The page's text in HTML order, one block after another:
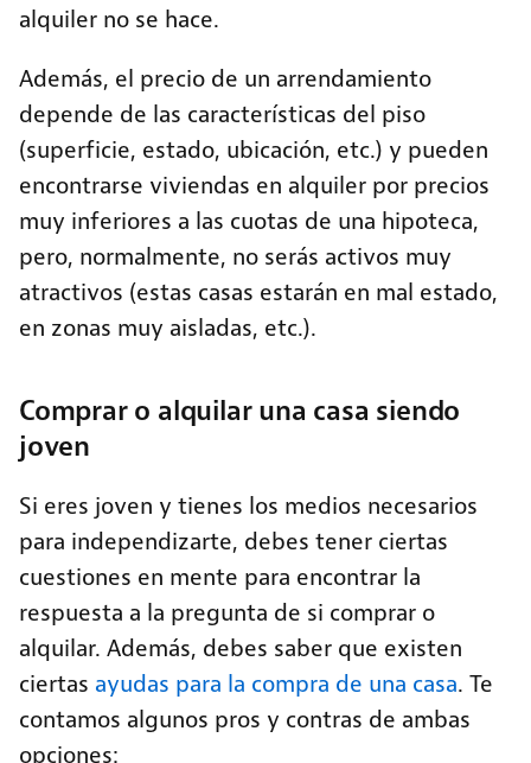
alquiler no se hace.
Además, el precio de un arrendamiento
depende de las características del piso
(superficie, estado, ubicación, etc.) y pueden
encontrarse viviendas en alquiler por precios
muy inferiores a las cuotas de una hipoteca,
pero, normalmente, no serás activos muy
atractivos (estas casas estarán en mal estado,
en zonas muy aisladas, etc.).
Comprar o alquilar una casa siendo
joven
Si eres joven y tienes los medios necesarios
para independizarte, debes tener ciertas
cuestiones en mente para encontrar la
respuesta a la pregunta de si comprar o
alquilar. Además, debes saber que existen
ciertas ayudas para la compra de una casa. Te
contamos algunos pros y contras de ambas
opciones: